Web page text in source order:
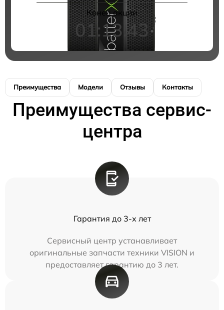
Конец акции
01:13:43
Преимущества Модели Отзывы Контакты
Преимущества сервис-
центра
Гарантия до 3-х лет
Сервисный центр устанавливает
оригинальные запчасти техники VISION и
предоставляет гарантию до 3 лет.